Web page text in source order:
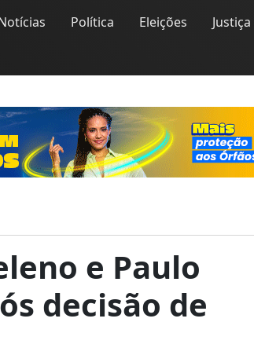
Política Eleições Justiça
e Paulo
decisão de